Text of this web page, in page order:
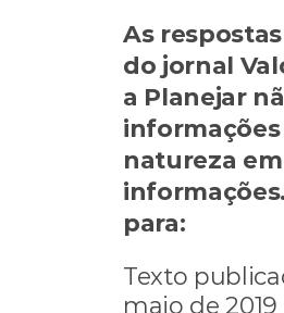
As
do jornal
a Planejar
natureza
para:
Texto
maio de 2019